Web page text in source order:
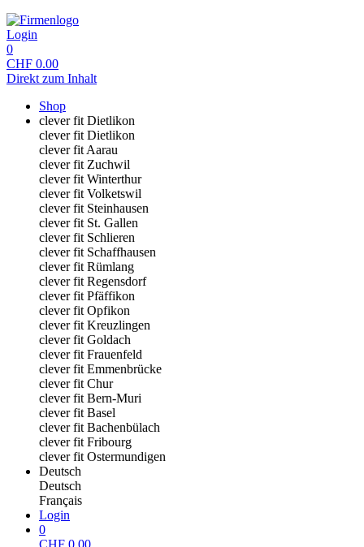
Login
0
CHF 0.00
Direkt zum Inhalt
Shop
clever fit Dietlikon
clever fit Dietlikon
clever fit Aarau
clever fit Zuchwil
clever fit Winterthur
clever fit Volketswil
clever fit Steinhausen
clever fit St. Gallen
clever fit Schlieren
clever fit Schaffhausen
clever fit Rümlang
clever fit Regensdorf
clever fit Pfäffikon
clever fit Opfikon
clever fit Kreuzlingen
clever fit Goldach
clever fit Frauenfeld
clever fit Emmenbrücke
clever fit Chur
clever fit Bern-Muri
clever fit Basel
clever fit Bachenbülach
clever fit Fribourg
clever fit Ostermundigen
Deutsch
Deutsch
Français
Login
0
CHF 0.00